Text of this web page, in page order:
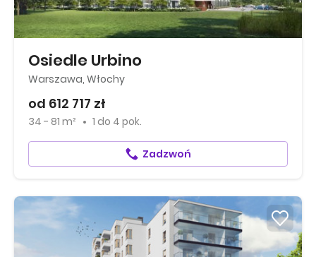
Osiedle Urbino
Warszawa, Włochy
od 612 717 zł
34 - 81 m² 1 do 4 pok.
Zadzwoń